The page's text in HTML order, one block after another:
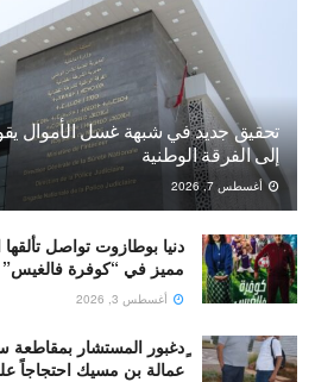
تحقيق جديد في شبهة غسل الأموال
إلى الفرقة الوطنية
أغسطس 7, 2026
دنيا بوطازوت تواصل تألقها
مميز في “كوفرة فالغيس”
أغسطس 3, 2026
ٍدغبور المستشار بمقاطعة
عمالة بن مسيك احتجاجاً